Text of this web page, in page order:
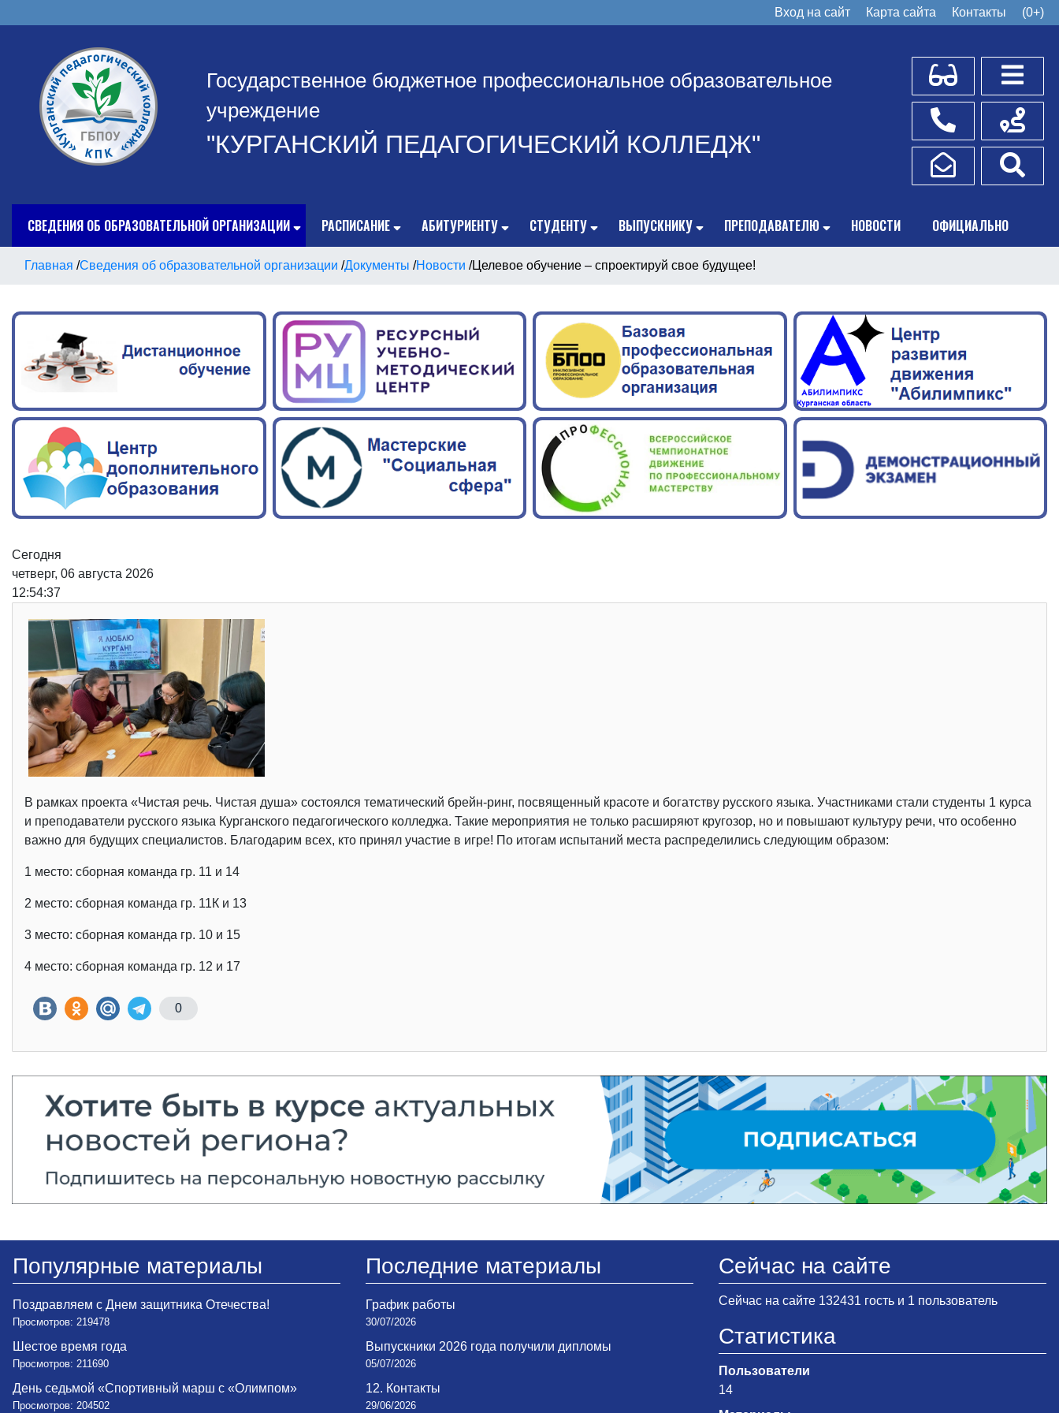
Вход на сайт Карта сайта Контакты (0+)
Государственное бюджетное профессиональное образовательное
учреждение
"КУРГАНСКИЙ ПЕДАГОГИЧЕСКИЙ КОЛЛЕДЖ"
Для слабовидящих
Телефоны
Написать обращение
Схема
СВЕДЕНИЯ ОБ ОБРАЗОВАТЕЛЬНОЙ ОРГАНИЗАЦИИ РАСПИСАНИЕ АБИТУРИЕНТУ СТУДЕНТУ ВЫПУСКНИКУ ПРЕПОДАВАТЕЛЮ НОВОСТИ ОФИЦИАЛЬНО
Главная /Сведения об образовательной организации /Документы /Новости /Целевое обучение – спроектируй свое будущее!
Сегодня
четверг, 06 августа 2026
12:54:37
В рамках проекта «Чистая речь. Чистая душа» состоялся тематический брейн-ринг, посвященный красоте и богатству русского языка. Участниками стали студенты 1 курса
и преподаватели русского языка Курганского педагогического колледжа. Такие мероприятия не только расширяют кругозор, но и повышают культуру речи, что особенно
важно для будущих специалистов. Благодарим всех, кто принял участие в игре! По итогам испытаний места распределились следующим образом:
1 место: сборная команда гр. 11 и 14
2 место: сборная команда гр. 11К и 13
3 место: сборная команда гр. 10 и 15
4 место: сборная команда гр. 12 и 17
0
Популярные материалы
Поздравляем с Днем защитника Отечества!
Просмотров: 219478
Шестое время года
Просмотров: 211690
День седьмой «Спортивный марш с «Олимпом»
Просмотров: 204502
Последние материалы
График работы
30/07/2026
Выпускники 2026 года получили дипломы
05/07/2026
12. Контакты
29/06/2026
Сейчас на сайте
Сейчас на сайте 132431 гость и 1 пользователь
Статистика
Пользователи
14